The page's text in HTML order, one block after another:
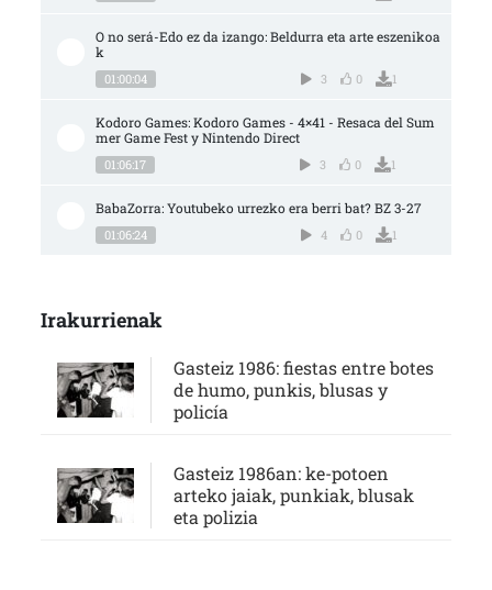
O no será-Edo ez da izango: Beldurra eta arte eszenikoa
k
01:00:04 3 0 1
Kodoro Games: Kodoro Games - 4×41 - Resaca del Sum
mer Game Fest y Nintendo Direct
01:06:17 3 0 1
BabaZorra: Youtubeko urrezko era berri bat? BZ 3-27
01:06:24 4 0 1
Irakurrienak
Gasteiz 1986: fiestas entre botes
de humo, punkis, blusas y
policía
Gasteiz 1986an: ke-potoen
arteko jaiak, punkiak, blusak
eta polizia